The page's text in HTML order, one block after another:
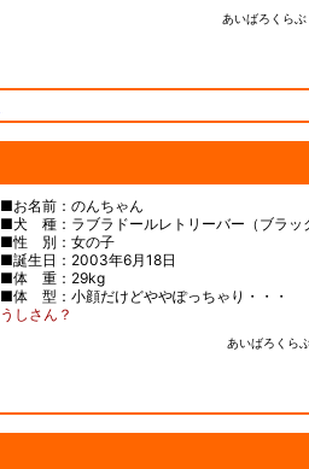
あいばろくら
■お名前：のんちゃん
■犬 種：ラブラドールレトリーバー（ブラッ
■性 別：女の子
■誕生日：2003年6月18日
■体 重：29kg
■体 型：小顔だけどややぽっちゃり・・・
うしさん？
あいばろくら